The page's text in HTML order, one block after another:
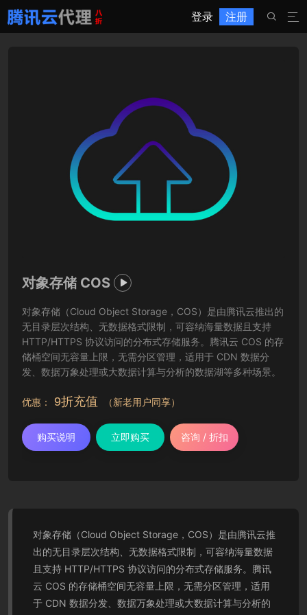
登录 注册 

对象存储 COS 
对象存储（Cloud Object Storage，COS）是由腾讯云推出的
无目录层次结构、无数据格式限制，可容纳海量数据且支持
HTTP/HTTPS 协议访问的分布式存储服务。腾讯云 COS 的存
储桶空间无容量上限，无需分区管理，适用于 CDN 数据分
发、数据万象处理或大数据计算与分析的数据湖等多种场景。
优惠： 9折充值 （新老用户同享）
购买说明 立即购买 咨询 / 折扣
对象存储（Cloud Object Storage，COS）是由腾讯云推
出的无目录层次结构、无数据格式限制，可容纳海量数据
且支持 HTTP/HTTPS 协议访问的分布式存储服务。腾讯
云 COS 的存储桶空间无容量上限，无需分区管理，适用
于 CDN 数据分发、数据万象处理或大数据计算与分析的